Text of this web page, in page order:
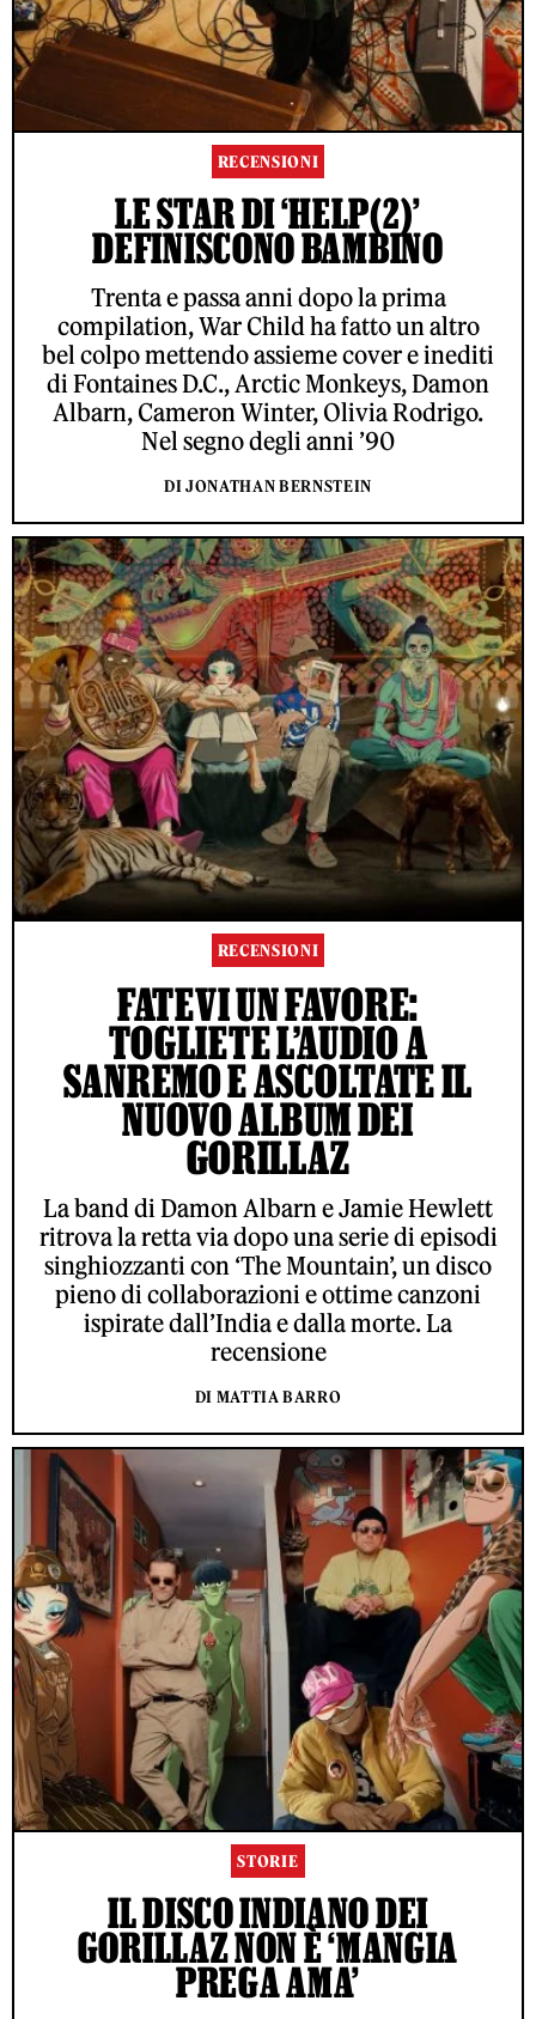
RECENSIONI
LE STAR DI ‘HELP(2)’
DEFINISCONO BAMBINO
Trenta e passa anni dopo la prima
compilation, War Child ha fatto un altro
bel colpo mettendo assieme cover e inediti
di Fontaines D.C., Arctic Monkeys, Damon
Albarn, Cameron Winter, Olivia Rodrigo.
Nel segno degli anni ’90
DI JONATHAN BERNSTEIN
RECENSIONI
FATEVI UN FAVORE:
TOGLIETE L’AUDIO A
SANREMO E ASCOLTATE IL
NUOVO ALBUM DEI
GORILLAZ
La band di Damon Albarn e Jamie Hewlett
ritrova la retta via dopo una serie di episodi
singhiozzanti con ‘The Mountain’, un disco
pieno di collaborazioni e ottime canzoni
ispirate dall’India e dalla morte. La
recensione
DI MATTIA BARRO
STORIE
IL DISCO INDIANO DEI
GORILLAZ NON È ‘MANGIA
PREGA AMA’